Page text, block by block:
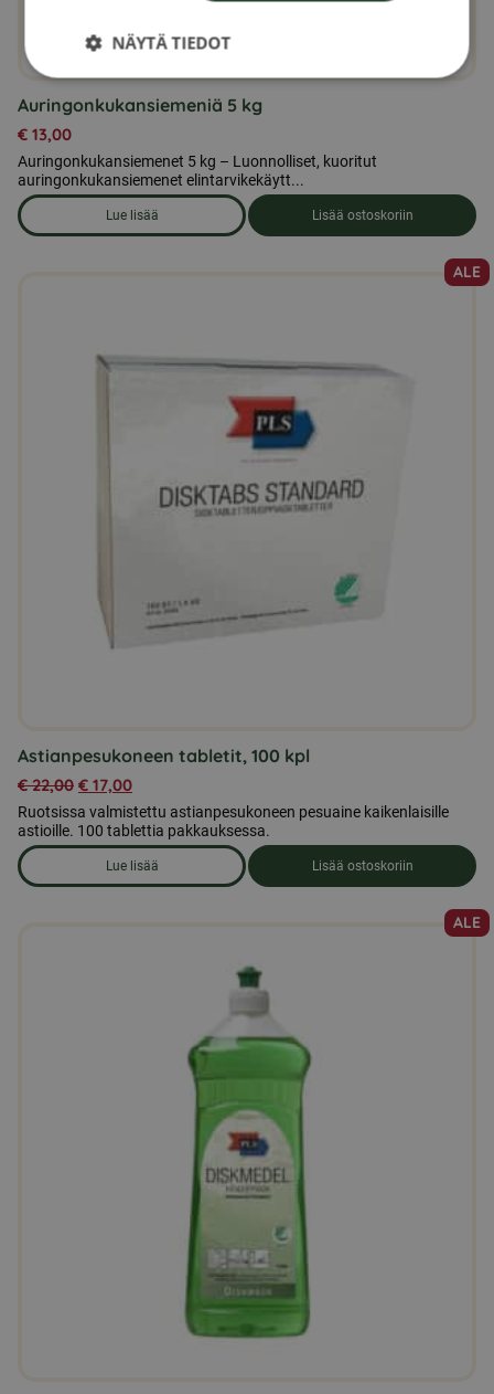
Auringonkukansiemeniä 5 kg
€ 13,00
Auringonkukansiemenet 5 kg – Luonnolliset, kuoritut
auringonkukansiemenet elintarvikekäytt...
Lue lisää
om produkten Auringonkukansiemeniä 5 kg
Lisää ostoskoriin
ALE
Astianpesukoneen tabletit, 100 kpl
€22,00 € 17,00
Ruotsissa valmistettu astianpesukoneen pesuaine kaikenlaisille
astioille. 100 tablettia pakkauksessa.
Lue lisää
om produkten Astianpesukoneen tabletit, 100 kpl
Lisää ostoskoriin
ALE
NÄYTÄ TIEDOT